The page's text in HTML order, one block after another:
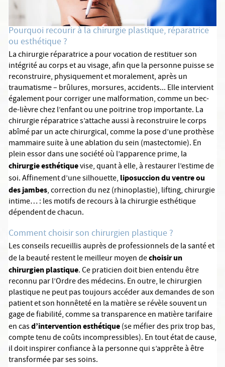
Pourquoi recourir à la chirurgie plastique, réparatrice
ou esthétique ?
La chirurgie réparatrice a pour vocation de restituer son
intégrité au corps et au visage, afin que la personne puisse se
reconstruire, physiquement et moralement, après un
traumatisme – brûlures, morsures, accidents... Elle intervient
également pour corriger une malformation, comme un bec-
de-lièvre chez l’enfant ou une poitrine trop importante. La
chirurgie réparatrice s’attache aussi à reconstruire le corps
abîmé par un acte chirurgical, comme la pose d’une prothèse
mammaire suite à une ablation du sein (mastectomie). En
plein essor dans une société où l’apparence prime, la
chirurgie esthétiquevise, quant à elle, à restaurer l’estime de
soi. Affinement d’une silhouette, liposuccion du ventre ou
des jambes, correction du nez (rhinoplastie), lifting, chirurgie
intime… : les motifs de recours à la chirurgie esthétique
dépendent de chacun.
Comment choisir son chirurgien plastique ?
Les conseils recueillis auprès de professionnels de la santé et
de la beauté restent le meilleur moyen dechoisir un
chirurgien plastique. Ce praticien doit bien entendu être
reconnu par l’Ordre des médecins. En outre, le chirurgien
plastique ne peut pas toujours accéder aux demandes de son
patient et son honnêteté en la matière se révèle souvent un
gage de fiabilité, comme sa transparence en matière tarifaire
en casd’intervention esthétique(se méfier des prix trop bas,
compte tenu de coûts incompressibles). En tout état de cause,
il doit inspirer confiance à la personne qui s’apprête à être
transformée par ses soins.